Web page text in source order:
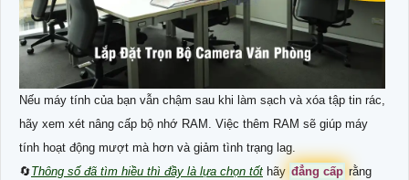
Nếu máy tính của bạn vẫn chậm sau khi làm sạch và xóa tập tin rác,
hãy xem xét nâng cấp bộ nhớ RAM. Việc thêm RAM sẽ giúp máy
tính hoạt động mượt mà hơn và giảm tình trạng lag.
🔄Thông số đã tìm hiều thì đầy là lựa chọn tốt hãy đẳng cấp rằng